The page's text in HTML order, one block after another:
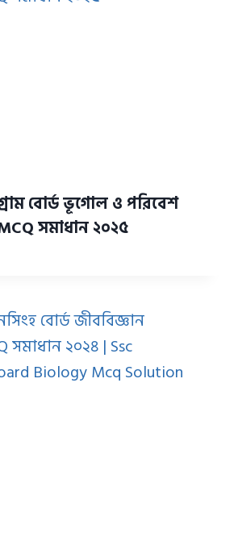
বোর্ড ভূগোল ও পরিবেশ
সমাধান ২০২৫